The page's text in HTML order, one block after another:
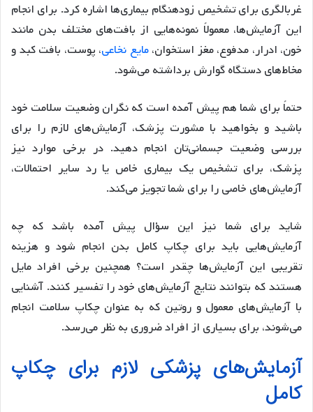
غربالگری برای تشخیص زودهنگام بیماری‌ها اشاره کرد. برای انجام
این آزمایش‌ها، معمولاً نمونه‌هایی از بافت‌های مختلف بدن مانند
خون، ادرار، مدفوع، مغز استخوان،مایع نخاعی، پوست، بافت کبد و
مخاط‌های دستگاه گوارش برداشته می‌شود.
حتماً برای شما هم پیش آمده است که نگران وضعیت سلامت خود
باشید و بخواهید با مشورت پزشک، آزمایش‌های لازم را برای
بررسی وضعیت جسمانی‌تان انجام دهید. در برخی موارد نیز
پزشک، برای تشخیص یک بیماری خاص یا رد سایر احتمالات،
آزمایش‌های خاصی را برای شما تجویز می‌کند.
شاید برای شما نیز این سؤال پیش آمده باشد که چه
آزمایش‌هایی باید برای چکاپ کامل بدن انجام شود و هزینه
تقریبی این آزمایش‌ها چقدر است؟ همچنین برخی افراد مایل
هستند که بتوانند نتایج آزمایش‌های خود را تفسیر کنند. آشنایی
با آزمایش‌های معمول و روتین که به عنوان چکاپ سلامت انجام
می‌شوند، برای بسیاری از افراد ضروری به نظر می‌رسد.
آزمایش‌های پزشکی لازم برای چکاپ
کامل